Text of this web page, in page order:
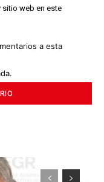
sitio web en este
a esta